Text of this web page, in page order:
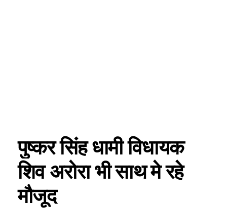
पुष्कर सिंह धामी विधायक
शिव अरोरा भी साथ मे रहे
मौजूद